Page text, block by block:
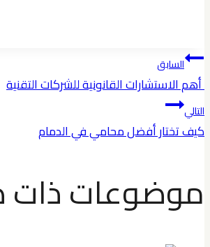
تصفّح
المقالات
السابق
أهم الاستشارات القانونية للشركات التقنية
التالي
كيف تختار أفضل محامي في الدمام
موضوعات ذات